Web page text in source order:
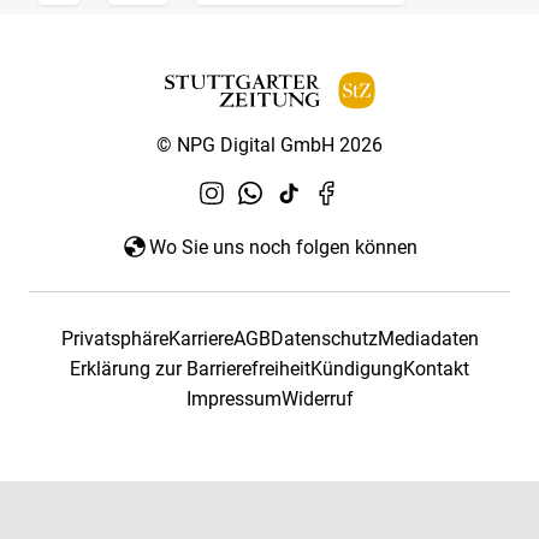
© NPG Digital GmbH 2026
Wo Sie uns noch folgen können
PrivatsphäreKarriereAGBDatenschutzMediadaten
Erklärung zur BarrierefreiheitKündigungKontakt
ImpressumWiderruf